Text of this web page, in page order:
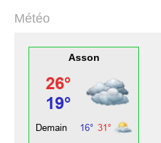
Météo
Asson